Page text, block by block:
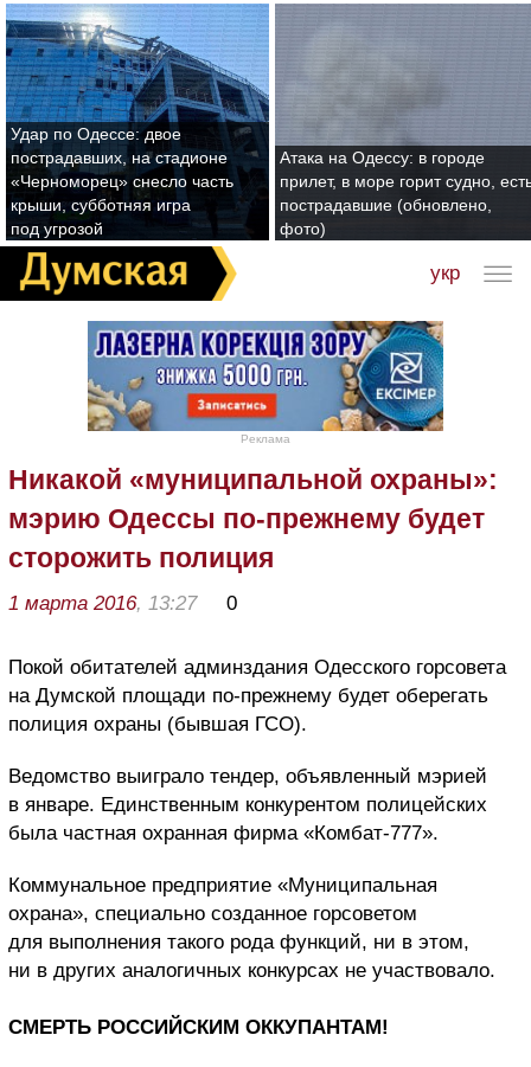
Удар по Одессе: двое
пострадавших, на стадионе
«Черноморец» снесло часть
крыши, субботняя игра
под угрозой
Атака на Одессу: в городе
прилет, в море горит судно,
пострадавшие (обновлено,
фото)
укр
Реклама
Никакой «муниципальной охраны»:
мэрию Одессы по-прежнему будет
сторожить полиция
1 марта 2016, 13:27 0
Покой обитателей админздания Одесского горсовета
на Думской площади по-прежнему будет оберегать
полиция охраны (бывшая ГСО).
Ведомство выиграло тендер, объявленный мэрией
в январе. Единственным конкурентом полицейских
была частная охранная фирма «Комбат-777».
Коммунальное предприятие «Муниципальная
охрана», специально созданное горсоветом
для выполнения такого рода функций, ни в этом,
ни в других аналогичных конкурсах не участвовало.
СМЕРТЬ РОССИЙСКИМ ОККУПАНТАМ!